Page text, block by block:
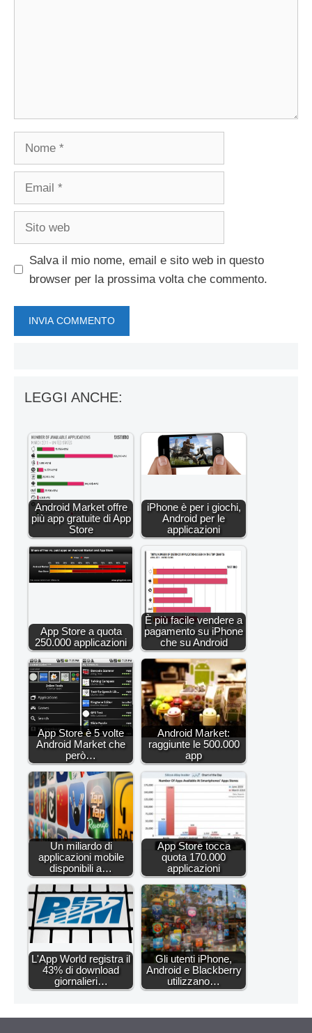
Salva il mio nome, email e sito web in questo
browser per la prossima volta che commento.
LEGGI ANCHE:
Android Market offre
più app gratuite di App
Store
iPhone è per i giochi,
Android per le
applicazioni
App Store a quota
250.000 applicazioni
È più facile vendere a
pagamento su iPhone
che su Android
App Store è 5 volte
Android Market che
però…
Android Market:
raggiunte le 500.000
app
Un miliardo di
applicazioni mobile
disponibili a…
App Store tocca
quota 170.000
applicazioni
L'App World registra il
43% di download
giornalieri…
Gli utenti iPhone,
Android e Blackberry
utilizzano…